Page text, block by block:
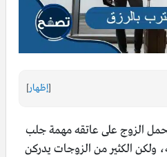
[إظهار]
الزوج على عاتقه مهمة جلب
ولكن الكثير من الزوجات يدركن